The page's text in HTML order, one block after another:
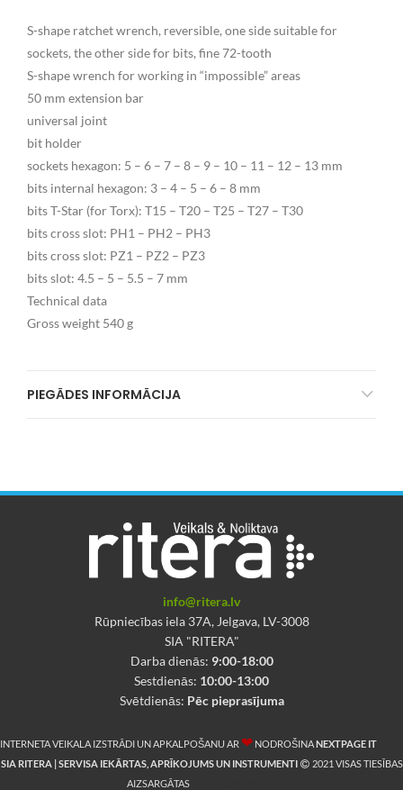
S-shape ratchet wrench, reversible, one side suitable for
sockets, the other side for bits, fine 72-tooth
S-shape wrench for working in “impossible” areas
50 mm extension bar
universal joint
bit holder
sockets hexagon: 5 – 6 – 7 – 8 – 9 – 10 – 11 – 12 – 13 mm
bits internal hexagon: 3 – 4 – 5 – 6 – 8 mm
bits T-Star (for Torx): T15 – T20 – T25 – T27 – T30
bits cross slot: PH1 – PH2 – PH3
bits cross slot: PZ1 – PZ2 – PZ3
bits slot: 4.5 – 5 – 5.5 – 7 mm
Technical data
Gross weight 540 g
PIEGĀDES INFORMĀCIJA
info@ritera.lv
Rūpniecības iela 37A, Jelgava, LV-3008
SIA "RITERA"
Darba dienās: 9:00-18:00
Sestdienās: 10:00-13:00
Svētdienās: Pēc pieprasījuma
INTERNETA VEIKALA IZSTRĀDI UN APKALPOŠANU AR ❤ NODROŠINANEXTPAGE IT
SIA RITERA | SERVISA IEKĀRTAS, APRĪKOJUMS UN INSTRUMENTI
2021 VISAS TIESĪBAS
AIZSARGĀTAS